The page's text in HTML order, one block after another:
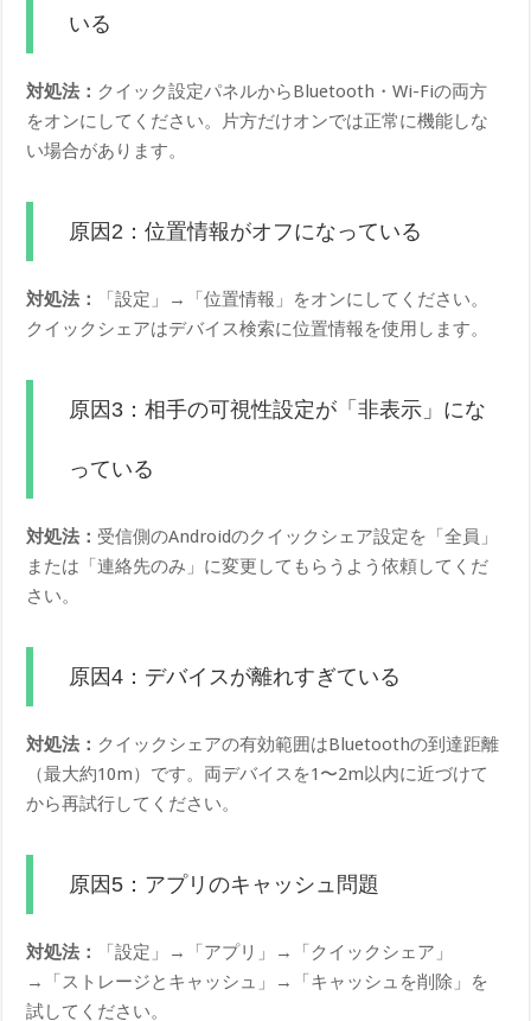
いる
対処法： クイック設定パネルからBluetooth・Wi-Fiの両方
をオンにしてください。片方だけオンでは正常に機能しな
い場合があります。
原因2：位置情報がオフになっている
対処法：
「設定」→「位置情報」をオンにしてください。
クイックシェアはデバイス検索に位置情報を使用します。
原因3：相手の可視性設定が「非表示」にな
っている
対処法： 受信側のAndroidのクイックシェア設定を「全員」
または「連絡先のみ」に変更してもらうよう依頼してくだ
さい。
原因4：デバイスが離れすぎている
対処法： クイックシェアの有効範囲はBluetoothの到達距離
（最大約10m）です。両デバイスを1〜2m以内に近づけて
から再試行してください。
原因5：アプリのキャッシュ問題
対処法：
「設定」→「アプリ」→「クイックシェア」
→「ストレージとキャッシュ」→「キャッシュを削除」を
試してください。